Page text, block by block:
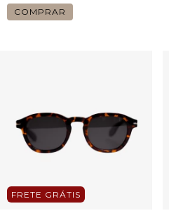
FRETE GRÁTIS